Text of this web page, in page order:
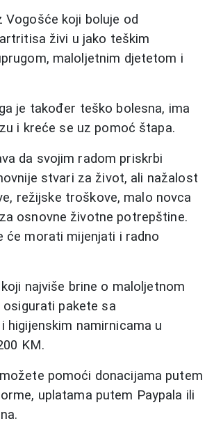
Vogošće koji boluje od
živi u jako teškim
maloljetnim djetetom i
je također teško bolesna, ima
i kreće se uz pomoć štapa.
da svojim radom priskrbi
stvari za život, ali nažalost
režijske troškove, malo novca
osnovne životne potrepštine.
će morati mijenjati i radno
najviše brine o maloljetnom
pakete sa
higijenskim namirnicama u
KM.
pomoći donacijama putem
uplatama putem Paypala ili